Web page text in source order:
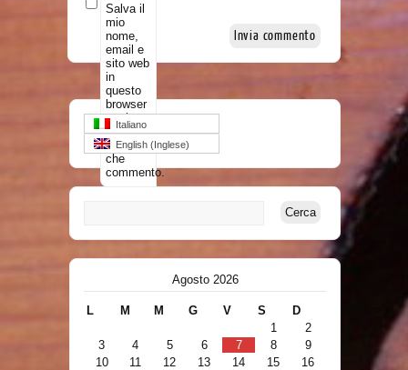
Salva il
mio
nome,
email e
sito web
in
questo
browser
per la
prossima
volta
che
commento.
Italiano
English (Inglese)
Agosto 2026
L M M G V S
D
1
2
3
4 5 6 7 8
9
10
11 12 13 14 15
16